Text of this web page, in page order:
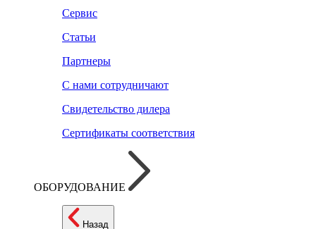
Сервис
Статьи
Партнеры
С нами сотрудничают
Свидетельство дилера
Сертификаты соответствия
ОБОРУДОВАНИЕ
Назад